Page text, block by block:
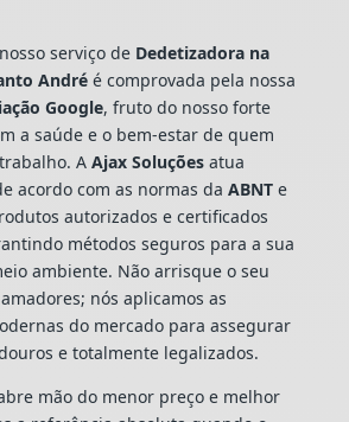
serviço de Dedetizadora na
Andréé comprovada pela nossa
Google, fruto do nosso forte
a saúde e o bem-estar de quem
A Ajax Soluçõesatua
acordo com as normas da ABNTe
autorizados e certificados
métodos seguros para a sua
ambiente. Não arrisque o seu
nós aplicamos as
do mercado para assegurar
e totalmente legalizados.
mão do menor preço e melhor